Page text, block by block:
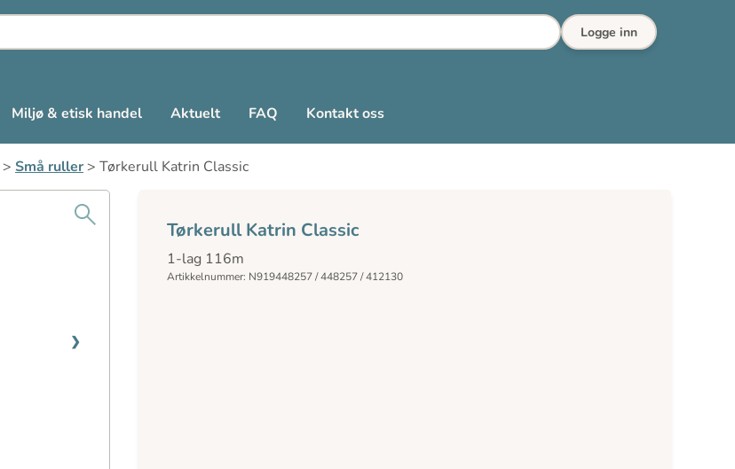
Logge inn
Miljø & etisk handel Aktuelt FAQ Kontakt oss
> Små ruller> Tørkerull Katrin Classic
Tørkerull Katrin Classic
1-lag 116m
Artikkelnummer: N919448257 / 448257 / 412130